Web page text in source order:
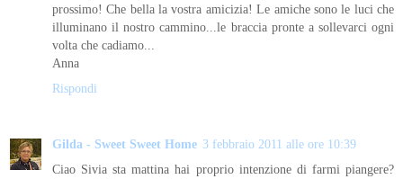
prossimo! Che bella la vostra amicizia! Le amiche sono le luci che
illuminano il nostro cammino...le braccia pronte a sollevarci ogni
volta che cadiamo...
Anna
Rispondi
Gilda - Sweet Sweet Home 3 febbraio 2011 alle ore 10:39
Ciao Sivia sta mattina hai proprio intenzione di farmi piangere?